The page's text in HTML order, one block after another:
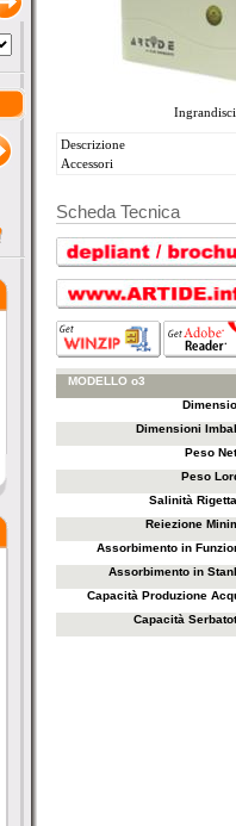
Ingrandisci
Descrizione
Accessori
Scheda Tecnica
MODELLO o3
Dimensioni
Peso
Peso
Salinità
Reiezione
Assorbimento in
Assorbimento in
Capacità Produzione
Capacità